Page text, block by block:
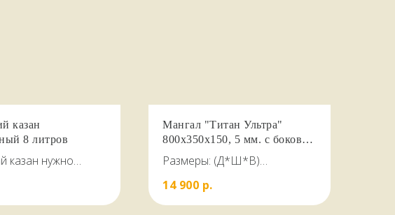
казан
8 литров
казан нужно
на 2/3 , до 5.5
Мангал "Титан Ультра"
800х350х150, 5 мм. с боковой
полкой и полкой для дров
КСТ
Размеры: (Д*Ш*В)
800*350*860 вес 31 кг, сталь
5мм ГОСТ, на 13 шампуров
14 900 р.